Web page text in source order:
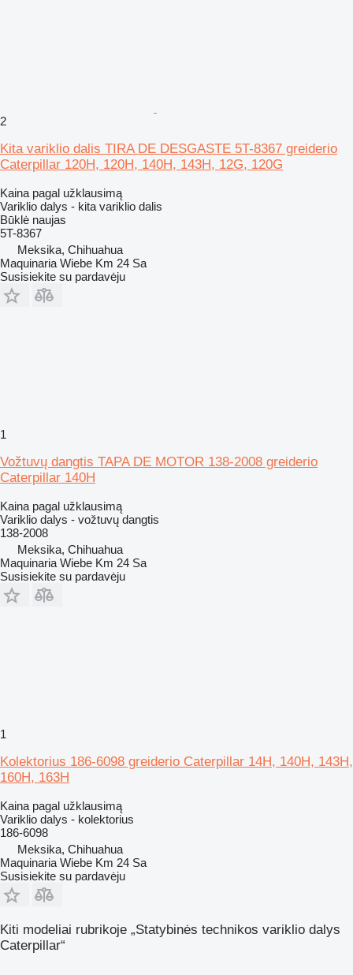
2
Kita variklio dalis TIRA DE DESGASTE 5T-8367 greiderio
Caterpillar 120H, 120H, 140H, 143H, 12G, 120G
Kaina pagal užklausimą
Variklio dalys - kita variklio dalis
Būklė naujas
5T-8367
Meksika, Chihuahua
Maquinaria Wiebe Km 24 Sa
Susisiekite su pardavėju
1
Vožtuvų dangtis TAPA DE MOTOR 138-2008 greiderio
Caterpillar 140H
Kaina pagal užklausimą
Variklio dalys - vožtuvų dangtis
138-2008
Meksika, Chihuahua
Maquinaria Wiebe Km 24 Sa
Susisiekite su pardavėju
1
Kolektorius 186-6098 greiderio Caterpillar 14H, 140H, 143H,
160H, 163H
Kaina pagal užklausimą
Variklio dalys - kolektorius
186-6098
Meksika, Chihuahua
Maquinaria Wiebe Km 24 Sa
Susisiekite su pardavėju
Kiti modeliai rubrikoje „Statybinės technikos variklio dalys
Caterpillar“